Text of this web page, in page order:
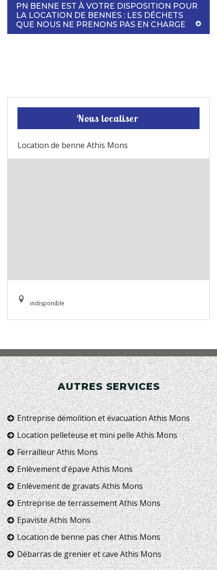
PN BENNE EST À VOTRE DISPOSITION POUR
LA LOCATION DE BENNES : LES DÉCHETS
QUE NOUS NE PRENONS PAS EN CHARGE
Nous localiser
Location de benne Athis Mons
indisponible
AUTRES SERVICES
Entreprise démolition et évacuation Athis Mons
Location pelleteuse et mini pelle Athis Mons
Ferrailleur Athis Mons
Enlèvement d'épave Athis Mons
Enlèvement de gravats Athis Mons
Entreprise de terrassement Athis Mons
Epaviste Athis Mons
Location de benne pas cher Athis Mons
Débarras de grenier et cave Athis Mons